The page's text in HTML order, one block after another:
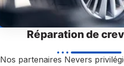
Réparation de
Nos partenaires Nevers